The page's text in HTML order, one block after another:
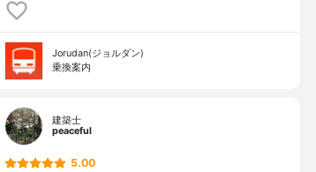
Jorudan(ジョルダン)
乗換案内
建築士
peaceful
5.00